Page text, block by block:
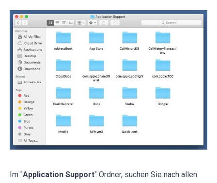
Im "Application Support" Ordner, suchen Sie nach allen